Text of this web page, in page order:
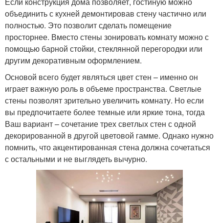
объединить с кухней демонтировав стену частично или
полностью. Это позволит сделать помещение
просторнее. Вместо стены зонировать комнату можно с
помощью барной стойки, стеклянной перегородки или
другим декоративным оформлением.
Основой всего будет являться цвет стен – именно он
играет важную роль в объеме пространства. Светлые
стены позволят зрительно увеличить комнату. Но если
вы предпочитаете более темные или яркие тона, тогда
Ваш вариант – сочетание трех светлых стен с одной
декорированной в другой цветовой гамме. Однако нужно
помнить, что акцентированная стена должна сочетаться
с остальными и не выглядеть вычурно.